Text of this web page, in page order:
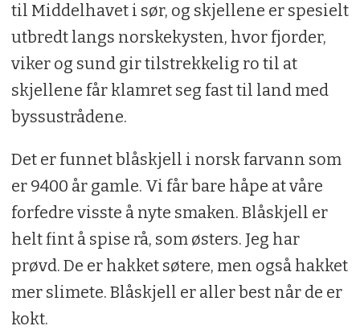
til Middelhavet i sør, og skjellene er spesielt
utbredt langs norskekysten, hvor fjorder,
viker og sund gir tilstrekkelig ro til at
skjellene får klamret seg fast til land med
byssustrådene.
Det er funnet blåskjell i norsk farvann som
er 9400 år gamle. Vi får bare håpe at våre
forfedre visste å nyte smaken. Blåskjell er
helt fint å spise rå, som østers. Jeg har
prøvd. De er hakket søtere, men også hakket
mer slimete. Blåskjell er aller best når de er
kokt.